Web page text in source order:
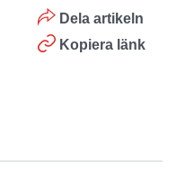
Dela artikeln
Kopiera länk